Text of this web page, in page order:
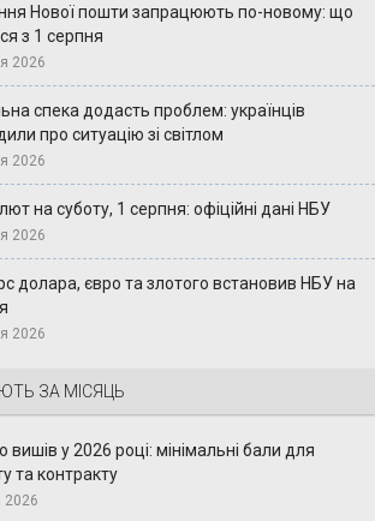
Нової пошти запрацюють по-новому: що
з 1 серпня
2026
спека додасть проблем: українців
про ситуацію зі світлом
2026
на суботу, 1 серпня: офіційні дані НБУ
2026
долара, євро та злотого встановив НБУ на
2026
ЗА МІСЯЦЬ
вишів у 2026 році: мінімальні бали для
та контракту
2026